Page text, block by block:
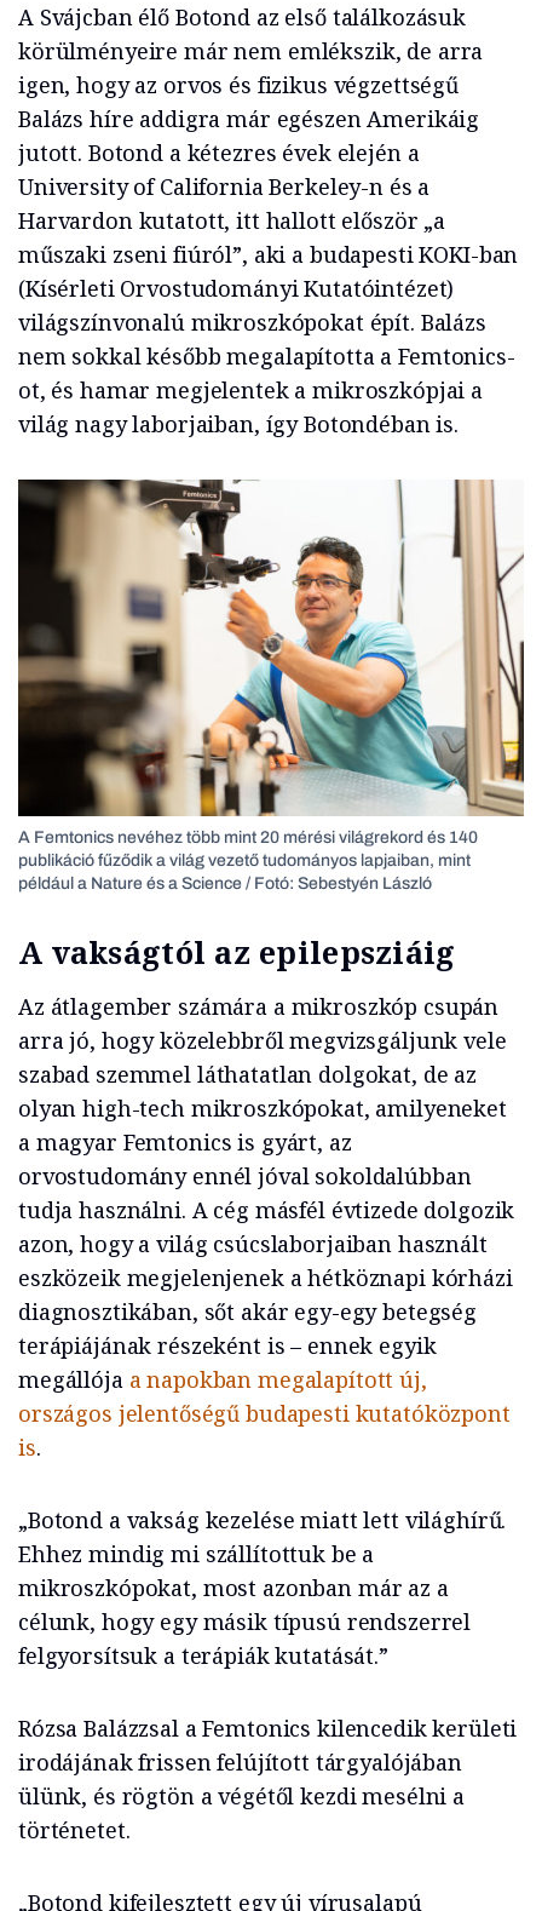
A Svájcban élő Botond az első találkozásuk
körülményeire már nem emlékszik, de arra
igen, hogy az orvos és fizikus végzettségű
Balázs híre addigra már egészen Amerikáig
jutott. Botond a kétezres évek elején a
University of California Berkeley-n és a
Harvardon kutatott, itt hallott először „a
műszaki zseni fiúról”, aki a budapesti KOKI-ban
(Kísérleti Orvostudományi Kutatóintézet)
világszínvonalú mikroszkópokat épít. Balázs
nem sokkal később megalapította a Femtonics-
ot, és hamar megjelentek a mikroszkópjai a
világ nagy laborjaiban, így Botondéban is.
A Femtonics nevéhez több mint 20 mérési világrekord és 140
publikáció fűződik a világ vezető tudományos lapjaiban, mint
például a Nature és a Science / Fotó: Sebestyén László
A vakságtól az epilepsziáig
Az átlagember számára a mikroszkóp csupán
arra jó, hogy közelebbről megvizsgáljunk vele
szabad szemmel láthatatlan dolgokat, de az
olyan high-tech mikroszkópokat, amilyeneket
a magyar Femtonics is gyárt, az
orvostudomány ennél jóval sokoldalúbban
tudja használni. A cég másfél évtizede dolgozik
azon, hogy a világ csúcslaborjaiban használt
eszközeik megjelenjenek a hétköznapi kórházi
diagnosztikában, sőt akár egy-egy betegség
terápiájának részeként is – ennek egyik
megállója a napokban megalapított új,
országos jelentőségű budapesti kutatóközpont
is.
„Botond a vakság kezelése miatt lett világhírű.
Ehhez mindig mi szállítottuk be a
mikroszkópokat, most azonban már az a
célunk, hogy egy másik típusú rendszerrel
felgyorsítsuk a terápiák kutatását.”
Rózsa Balázzsal a Femtonics kilencedik kerületi
irodájának frissen felújított tárgyalójában
ülünk, és rögtön a végétől kezdi mesélni a
történetet.
„Botond kifejlesztett egy új vírusalapú